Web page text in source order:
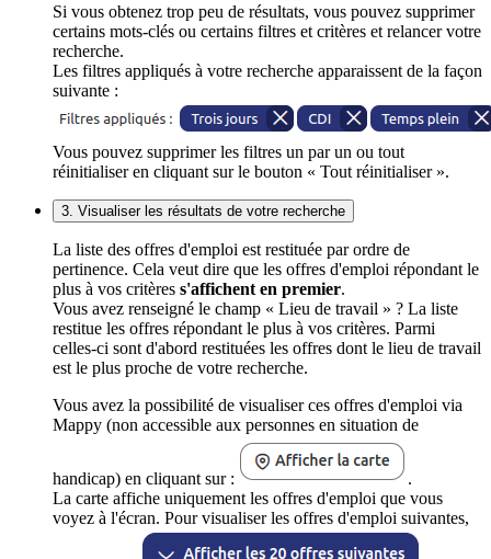
Si vous obtenez trop peu de résultats, vous pouvez supprimer
certains mots-clés ou certains filtres et critères et relancer votre
recherche.
Les filtres appliqués à votre recherche apparaissent de la façon
suivante :
Vous pouvez supprimer les filtres un par un ou tout
réinitialiser en cliquant sur le bouton « Tout réinitialiser ».
3. Visualiser les résultats de votre recherche
La liste des offres d'emploi est restituée par ordre de
pertinence. Cela veut dire que les offres d'emploi répondant le
plus à vos critères s'affichent en premier.
Vous avez renseigné le champ « Lieu de travail » ? La liste
restitue les offres répondant le plus à vos critères. Parmi
celles-ci sont d'abord restituées les offres dont le lieu de travail
est le plus proche de votre recherche.
Vous avez la possibilité de visualiser ces offres d'emploi via
Mappy (non accessible aux personnes en situation de
handicap) en cliquant sur :
.
La carte affiche uniquement les offres d'emploi que vous
voyez à l'écran. Pour visualiser les offres d'emploi suivantes,